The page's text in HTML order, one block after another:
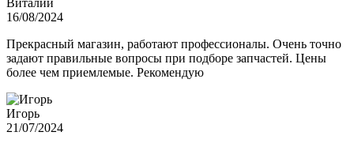
Виталий
16/08/2024
Прекрасный магазин, работают профессионалы. Очень точно
задают правильные вопросы при подборе запчастей. Цены
более чем приемлемые. Рекомендую
Игорь
21/07/2024